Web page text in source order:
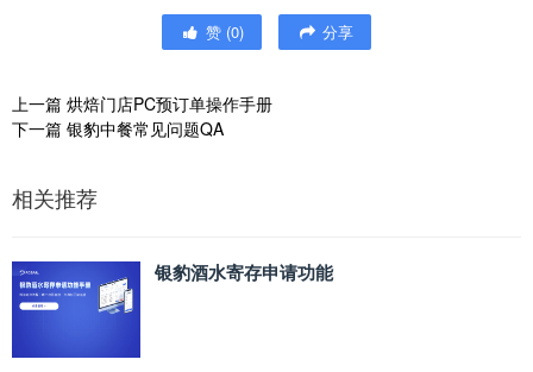
赞 (0) 分享
上一篇 烘焙门店PC预订单操作手册
下一篇 银豹中餐常见问题QA
相关推荐
银豹酒水寄存申请功能